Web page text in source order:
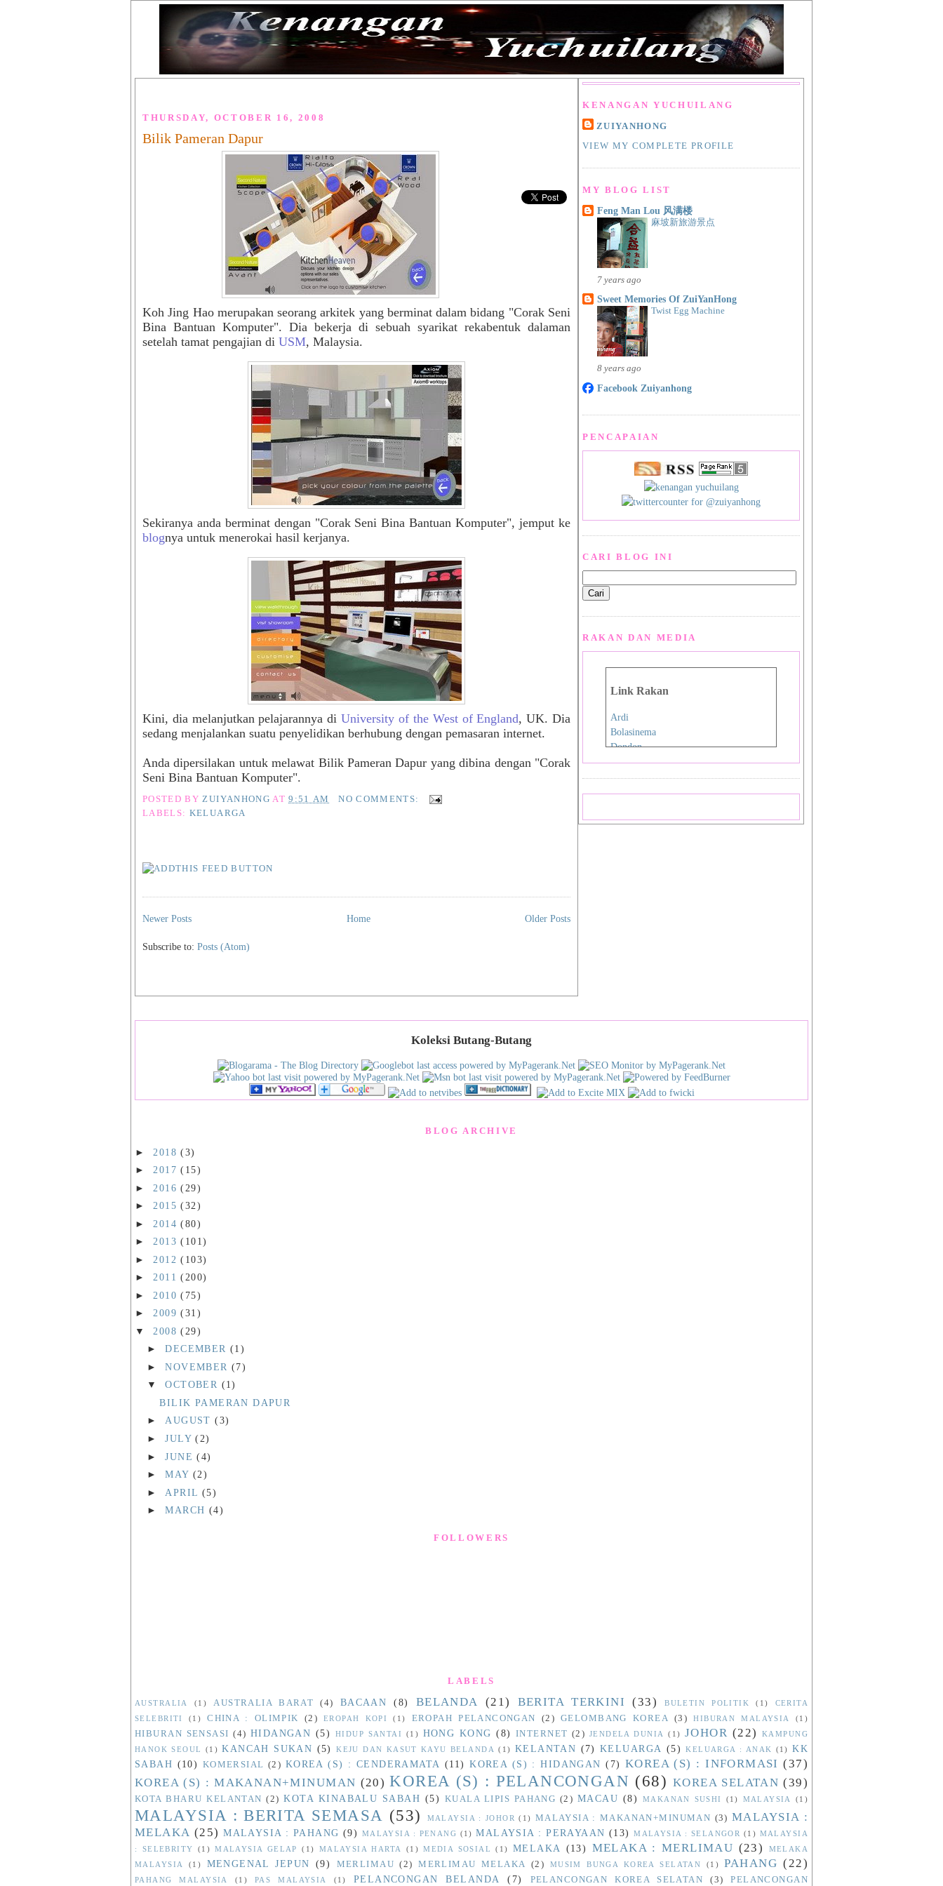
THURSDAY, OCTOBER 16, 2008
Bilik Pameran Dapur
Koh Jing Hao merupakan seorang arkitek yang berminat dalam bidang "Corak Seni
Bina Bantuan Komputer". Dia bekerja di sebuah syarikat rekabentuk dalaman
setelah tamat pengajian di USM, Malaysia.
Sekiranya anda berminat dengan "Corak Seni Bina Bantuan Komputer", jemput ke
blognya untuk menerokai hasil kerjanya.
Kini, dia melanjutkan pelajarannya diUniversity of the West of England, UK. Dia
sedang menjalankan suatu penyelidikan berhubung dengan pemasaran internet.
Anda dipersilakan untuk melawat Bilik Pameran Dapur yang dibina dengan "Corak
Seni Bina Bantuan Komputer".
POSTED BY ZUIYANHONG AT9:51 AM
NO COMMENTS:
LABELS: KELUARGA
Newer Posts Older Posts
Home
Subscribe to: Posts (Atom)
KENANGAN YUCHUILANG
ZUIYANHONG
VIEW MY COMPLETE PROFILE
MY BLOG LIST
Feng Man Lou 风满楼
麻坡新旅游景点
7 years ago
Sweet Memories Of ZuiYanHong
Twist Egg Machine
8 years ago
Facebook Zuiyanhong
PENCAPAIAN
CARI BLOG INI
RAKAN DAN MEDIA
Link Rakan
Ardi
Bolasinema
Dondon
Eida
Feng Man Lou
Ironman
BM
Berita Harian
Koleksi Butang-Butang
BLOG ARCHIVE
► 2018(3)
► 2017(15)
► 2016(29)
► 2015(32)
► 2014(80)
► 2013(101)
► 2012(103)
►2011(200)
► 2010(75)
►2009(31)
▼ 2008(29)
►DECEMBER(1)
►NOVEMBER(7)
▼OCTOBER (1)
BILIK PAMERAN DAPUR
►AUGUST(3)
►JULY(2)
►JUNE(4)
►MAY (2)
► APRIL (5)
►MARCH (4)
FOLLOWERS
LABELS
AUSTRALIA (1) AUSTRALIA BARAT (4) BACAAN (8) BELANDA (21) BERITA TERKINI (33) BULETIN POLITIK (1)
CERITA
SELEBRITI
(1) CHINA : OLIMPIK (2) EROPAH KOPI (1) EROPAH PELANCONGAN (2) GELOMBANG KOREA (3) HIBURAN MALAYSIA (1)
HIBURAN SENSASI (4) HIDANGAN (5) HIDUP SANTAI (1) HONG KONG (8) INTERNET (2) JENDELA DUNIA (1) JOHOR (22)
KAMPUNG
HANOK SEOUL
(1) KANCAH SUKAN (5) KEJU DAN KASUT KAYU BELANDA (1) KELANTAN (7) KELUARGA (5) KELUARGA : ANAK (1)
KK
SABAH (10) KOMERSIAL (2) KOREA (S) : CENDERAMATA (11) KOREA (S) : HIDANGAN (7) KOREA (S) : INFORMASI (37)
KOREA (S) : MAKANAN+MINUMAN (20) KOREA (S) : PELANCONGAN (68) KOREA SELATAN (39)
KOTA BHARU KELANTAN (2) KOTA KINABALU SABAH (5) KUALA LIPIS PAHANG (2) MACAU (8) MAKANAN SUSHI (1) MALAYSIA (1)
MALAYSIA : BERITA SEMASA (53) MALAYSIA : JOHOR (1) MALAYSIA : MAKANAN+MINUMAN (3) MALAYSIA :
MELAKA (25) MALAYSIA : PAHANG (9) MALAYSIA : PENANG (1) MALAYSIA : PERAYAAN (13) MALAYSIA : SELANGOR (1) MALAYSIA
: SELEBRITY
(1) MALAYSIA GELAP (1) MALAYSIA HARTA (1) MEDIA SOSIAL (1) MELAKA (13) MELAKA : MERLIMAU (23)
MELAKA
MALAYSIA
(1) MENGENAL JEPUN (9) MERLIMAU (2) MERLIMAU MELAKA (2) MUSIM BUNGA KOREA SELATAN (1) PAHANG (22)
PAHANG MALAYSIA (1) PAS MALAYSIA (1) PELANCONGAN BELANDA (7) PELANCONGAN KOREA SELATAN (3) PELANCONGAN